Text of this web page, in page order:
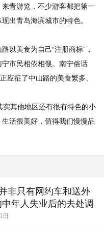
青游览，不少游客都把第一
出青岛海滨城市的特色。
以美食为自己“注册商标”，
市民相依相偎。南宁俗话
应征了中山路的美食繁多、
其他地区还有很有特色的小
活很美好，值得我们慢慢品
非只有网约车和送外
年人失业后的去处调
日